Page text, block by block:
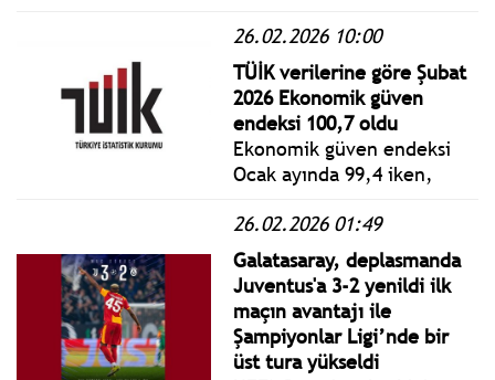
Şehirleri Ağı üyesi Avrupalı
belediye başkanları, İBB
Başkanvekili Nuri Aslan
tarafından Saraçhane’de
ağırlandı.
26.02.2026 10:00
TÜİK verilerine göre Şubat
2026 Ekonomik güven
endeksi 100,7 oldu
Ekonomik güven endeksi
Ocak ayında 99,4 iken,
artarak 100,7 değerini aldı.
26.02.2026 01:49
Galatasaray, deplasmanda
Juventus'a 3-2 yenildi ilk
maçın avantajı ile
Şampiyonlar Ligi’nde bir
üst tura yükseldi